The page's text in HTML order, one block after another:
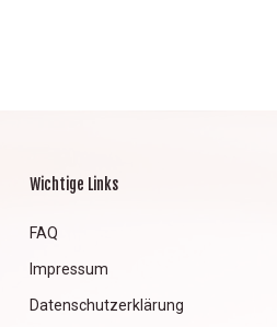
Wichtige Links
FAQ
Impressum
Datenschutzerklärung